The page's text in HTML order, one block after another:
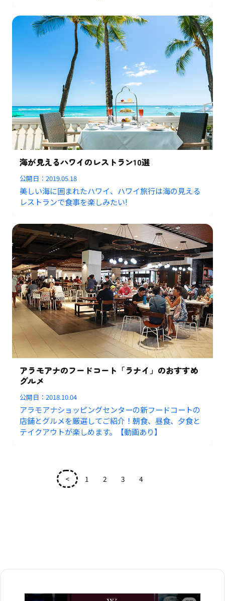
海が見えるハワイのレストラン10選
公開日：2019.05.18
美しい海に囲まれたハワイ、ハワイ旅行は海の見える
レストランで食事を楽しみたい!
アラモアナのフードコート「ラナイ」のおすすめ
グルメ
公開日：2018.10.04
アラモアナショッピングセンターの新フードコートの
店舗とグルメを厳選してご紹介！朝食、昼食、夕食と
テイクアウトが楽しめます。【動画あり】
< 1 2 3 4